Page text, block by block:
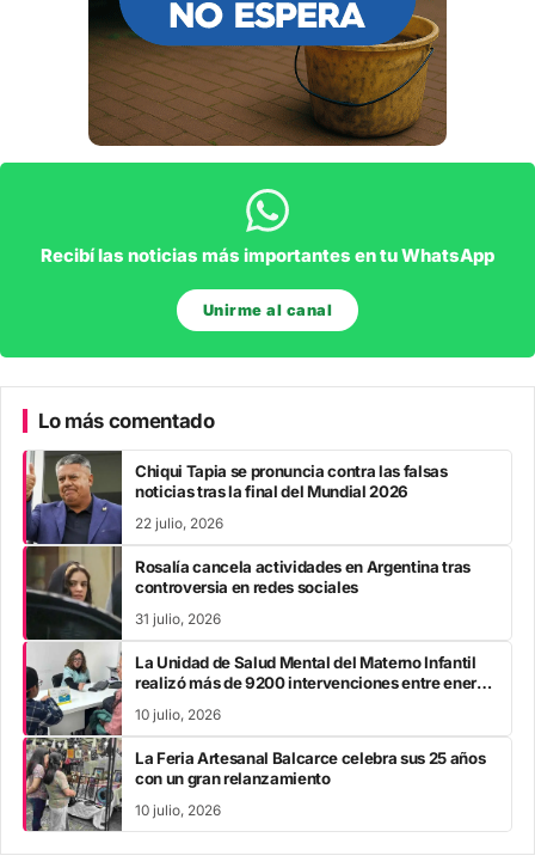
Recibí las noticias más importantes en tu WhatsApp
Unirme al canal
Lo más comentado
Chiqui Tapia se pronuncia contra las falsas
noticias tras la final del Mundial 2026
22 julio, 2026
Rosalía cancela actividades en Argentina tras
controversia en redes sociales
31 julio, 2026
La Unidad de Salud Mental del Materno Infantil
realizó más de 9200 intervenciones entre enero
10 julio, 2026
La Feria Artesanal Balcarce celebra sus 25 años
con un gran relanzamiento
10 julio, 2026